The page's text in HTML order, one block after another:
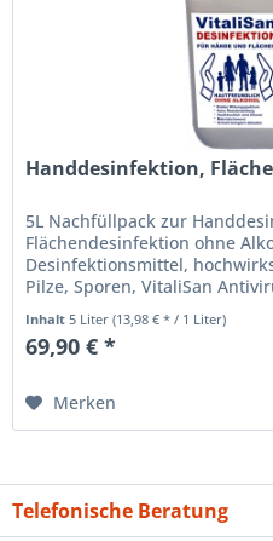
Handdesinfektion,
5L Nachfüllpack zur
Flächendesinfektion ohne
Desinfektionsmittel,
Pilze, Sporen, VitaliSan
Inhalt 5 Liter(13,98 € * / 1 Liter)
69,90 € *
Merken
Telefonische Beratung